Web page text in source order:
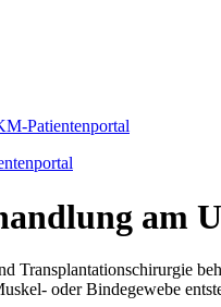
Patientenportal
am
Transplantationschirurgie
oder Bindegewebe